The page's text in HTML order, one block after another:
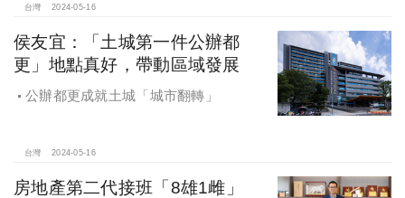
台灣 2024-05-16
侯友宜：「土城第一件公辦都
更」地點真好，帶動區域發展
公辦都更成就土城「城市翻轉」
台灣 2024-05-16
房地產第二代接班「8雄1雌」